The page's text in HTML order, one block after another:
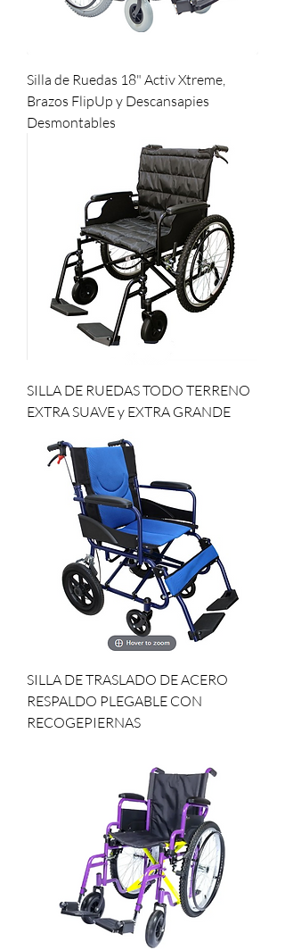
Silla de Ruedas 18" Activ Xtreme,
Brazos FlipUp y Descansapies
Desmontables
SILLA DE RUEDAS TODO TERRENO
EXTRA SUAVE y EXTRA GRANDE
SILLA DE TRASLADO DE ACERO
RESPALDO PLEGABLE CON
RECOGEPIERNAS